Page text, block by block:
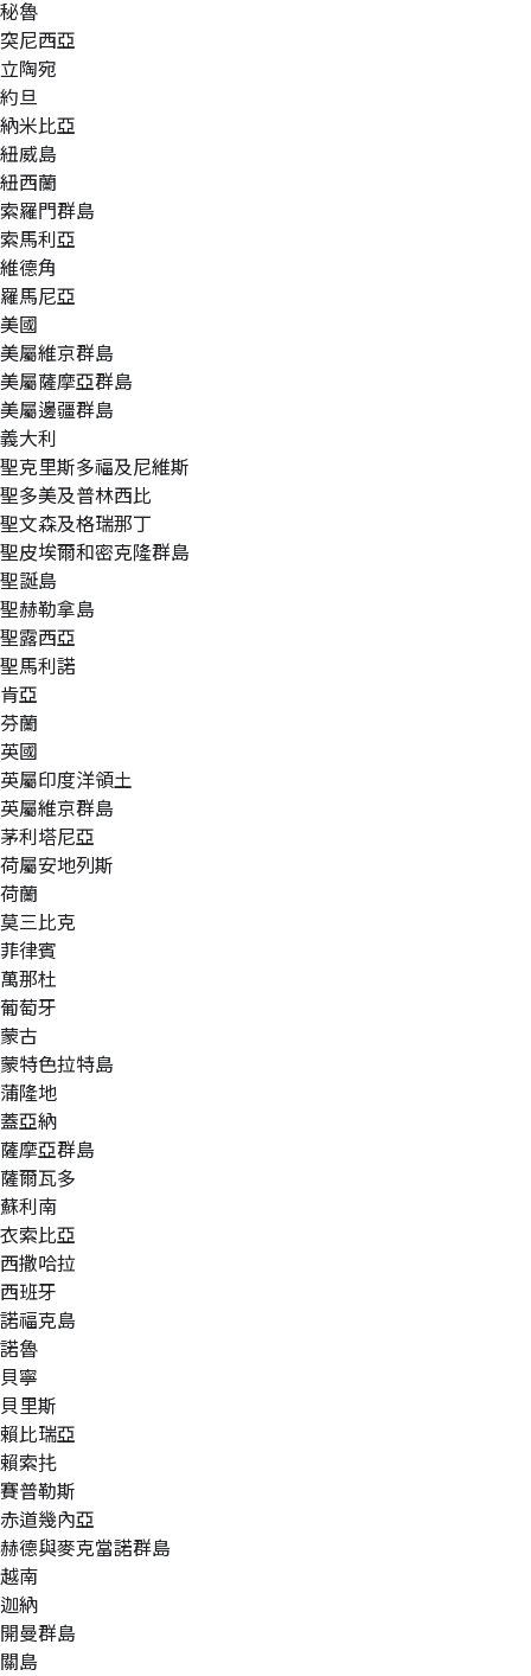
秘魯
突尼西亞
立陶宛
約旦
納米比亞
紐威島
紐西蘭
索羅門群島
索馬利亞
維德角
羅馬尼亞
美國
美屬維京群島
美屬薩摩亞群島
美屬邊疆群島
義大利
聖克里斯多福及尼維斯
聖多美及普林西比
聖文森及格瑞那丁
聖皮埃爾和密克隆群島
聖誕島
聖赫勒拿島
聖露西亞
聖馬利諾
肯亞
芬蘭
英國
英屬印度洋領土
英屬維京群島
茅利塔尼亞
荷屬安地列斯
荷蘭
莫三比克
菲律賓
萬那杜
葡萄牙
蒙古
蒙特色拉特島
蒲隆地
蓋亞納
薩摩亞群島
薩爾瓦多
蘇利南
衣索比亞
西撒哈拉
西班牙
諾福克島
諾魯
貝寧
貝里斯
賴比瑞亞
賴索扥
賽普勒斯
赤道幾內亞
赫德與麥克當諾群島
越南
迦納
開曼群島
關島